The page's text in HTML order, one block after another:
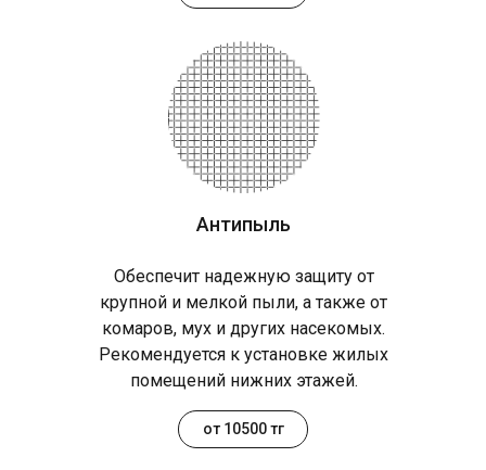
Антипыль
Обеспечит надежную защиту от
крупной и мелкой пыли, а также от
комаров, мух и других насекомых.
Рекомендуется к установке жилых
помещений нижних этажей.
от 10500 тг